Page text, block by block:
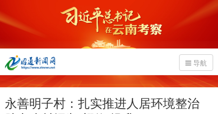
导航
永善明子村：扎实推进人居环境整治